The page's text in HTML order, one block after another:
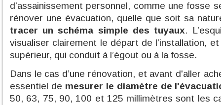
d’assainissement personnel, comme une fosse
rénover une évacuation, quelle que soit sa
tracer un schéma simple des tuyaux.
visualiser clairement le départ de l’installation,
supérieur, qui conduit à l’égout ou à la fosse.
Dans le cas d’une rénovation, et avant d'aller
essentiel de mesurer le diamètre de
50, 63, 75, 90, 100 et 125 millimètres sont les